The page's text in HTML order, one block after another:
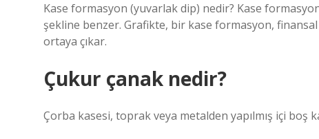
Kase formasyon (yuvarlak dip) nedir? Kase
şekline benzer. Grafikte, bir kase formasyon,
ortaya çıkar.
Çukur çanak nedir?
Çorba kasesi, toprak veya metalden yapılmış içi boş